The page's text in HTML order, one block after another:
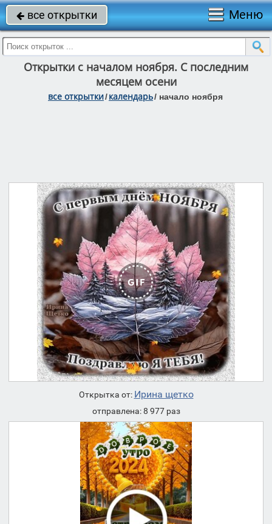
 все открытки Меню
Открытки с началом ноября. С последним
месяцем осени
все открытки/календарь/ начало ноября
Открытка от: Ирина щетко
отправлена: 8 977 раз